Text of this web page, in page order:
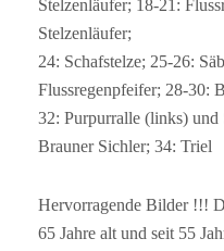
Stelzenläufer; 18-21:
Stelzenläufer;
24: Schafstelze; 25-26:
Flussregenpfeifer; 28-30:
32: Purpurralle (links) und
Brauner Sichler; 34: Triel
Hervorragende Bilder !!!
65 Jahre alt und seit 55